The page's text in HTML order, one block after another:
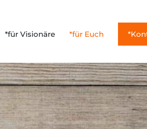
*für Visionäre *für Euch